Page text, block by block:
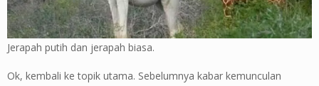
Jerapah putih dan jerapah biasa.
Ok, kembali ke topik utama. Sebelumnya kabar kemunculan